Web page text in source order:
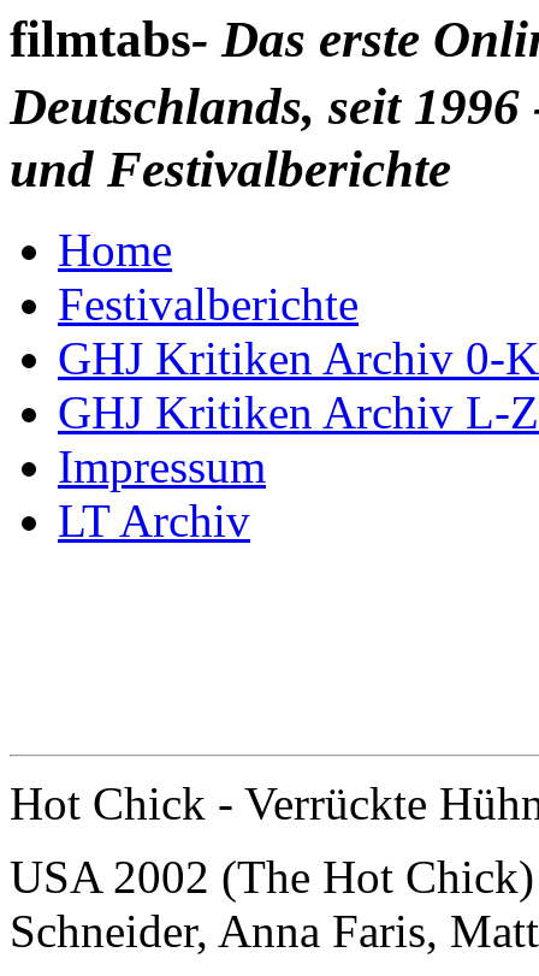
filmtabs- Das erste
Deutschlands, seit
und Festivalberichte
Home
Festivalberichte
GHJ Kritiken Archiv 0-K
GHJ Kritiken Archiv L-Z
Impressum
LT Archiv
Hot Chick - Verrückte
USA 2002 (The Hot
Schneider, Anna Faris,